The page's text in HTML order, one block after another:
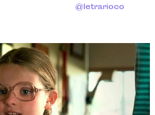
@letrarioco